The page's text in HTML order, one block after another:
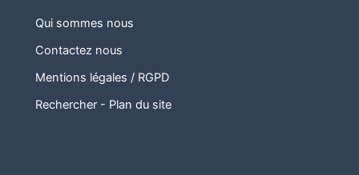
Qui sommes nous
Contactez nous
Mentions légales / RGPD
Rechercher- Plan du site